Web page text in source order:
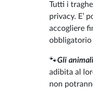
Tutti i
privacy. E’
accogliere
obbligatorio
🐾Gli
adibita al
non